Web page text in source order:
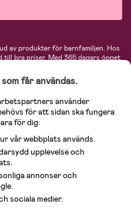
av produkter för barnfamiljen. Hos
till bra priser.Med 365 dagars öppet
bilstolar, kläder för barn och
inspirerande inredning, leksaker,
produkter från välkända
Jogger, BabyBjörn, Didriksons,
Cybex, LEGO och många fler.
barn- och babybutik på nätet!
får användas.
använder
för att sidan ska fungera
för dig:
vår webbplats används.
upplevelse och
annonser och
sociala medier.